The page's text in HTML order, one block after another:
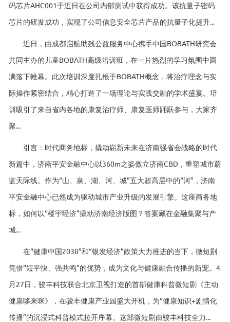
码芯片AHC001于近日在公司内部测试中获得成功。该抗量子密码
芯片的研发成功，实现了公司信息安全芯片产品的抗量子化提升...
近日，由成都启航助残公益服务中心携手中国BOBATH研究会
共同主办的儿童BOBATH高级培训班，在一片热烈的学习氛围中圆
满落下帷幕。此次培训深度扎根于BOBATH概念，将治疗理念与实
际操作紧密结合，精心打造了一场理论与实践交融的学术盛宴。培
训吸引了来自省内各地的康复治疗师、康复医师踊跃参与，大家齐
聚...
引言：时代商务地标，撬动崭新未来在济南强省会战略的时代
新篇中，济南平安金融中心以360m之姿傲立济南CBD，重塑城市蔚
蓝天际线。作为“山、泉、湖、河、城”五大超高层中的“河”，济南
平安金融中心已然成为驱动城市产业升级的发展引擎。这座商务地
标，如何以“楼宇经济”撬动济南经济版图？答案藏在金融集聚与产
城...
在“健康中国2030”和“银发经济”政策大力推进的当下，微短剧
凭借“短平快、强共鸣”的优势，成为文化与健康融合传播的新宠。4
月27日，骏丰科技联合北京卫视打造的首部健康科普微短剧《主动
健康哆来咪》，在骏丰健康产业园盛大开机，为“健康知识+剧情化
传播”的沉浸式科普模式拉开序幕。这部微短剧由骏丰科技全力...